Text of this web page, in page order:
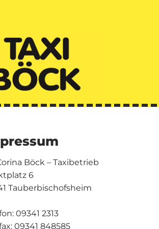
Böck – Taxibetrieb
6
Tauberbischofsheim
09341 2313
09341 848585